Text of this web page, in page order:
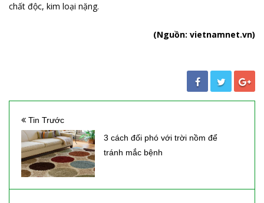
chất độc, kim loại nặng.
(Nguồn: vietnamnet.vn)
Tin Trước
3 cách đối phó với trời nồm để
tránh mắc bệnh